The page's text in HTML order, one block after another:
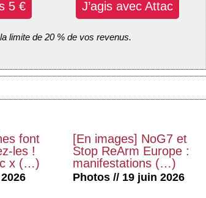
5 € J’agis avec Attac
limite de 20 % de vos revenus.
font
les !
x (…)
[En images] NoG7 et
Stop ReArm Europe :
manifestations (…)
Photos // 19 juin 2026